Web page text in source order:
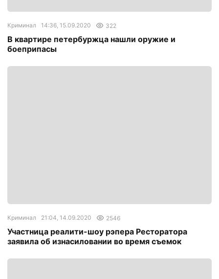
Криминал 14:36, 15.09.2020 322
В квартире петербуржца нашли оружие и
боеприпасы
Криминал 21:04, 14.09.2020 2546
Участница реалити-шоу рэпера Ресторатора
заявила об изнасиловании во время съемок